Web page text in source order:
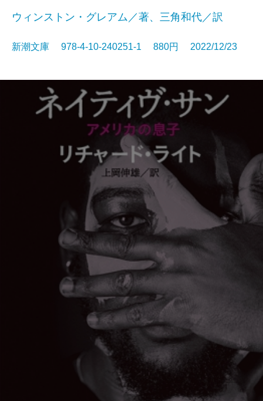
ウィンストン・グレアム／著、三角和代／訳
新潮文庫 978-4-10-240251-1 880円 2022/12/23